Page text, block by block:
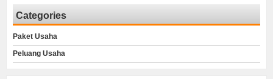
Categories
Paket Usaha
Peluang Usaha